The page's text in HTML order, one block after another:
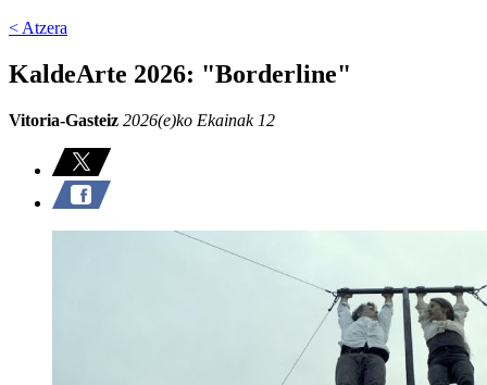
< Atzera
KaldeArte 2026: "Borderline"
Vitoria-Gasteiz 2026(e)ko Ekainak 12